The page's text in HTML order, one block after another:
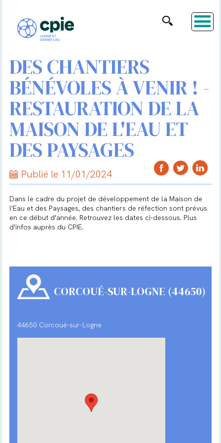
DES CHANTIERS
BÉNÉVOLES À VENIR ! -
RESTAURATION DE LA
MAISON DE L'EAU ET
DES PAYSAGES
Publié le 11/01/2024
Dans le cadre du projet de développement de la Maison de
l'Eau et des Paysages, des chantiers de réfection sont prévus
en ce début d'année. Retrouvez les dates ci-dessous. Plus
d'infos auprès du CPIE.
CORCOUÉ-SUR-LOGNE (44650)
44650 Corcoué-sur-Logne